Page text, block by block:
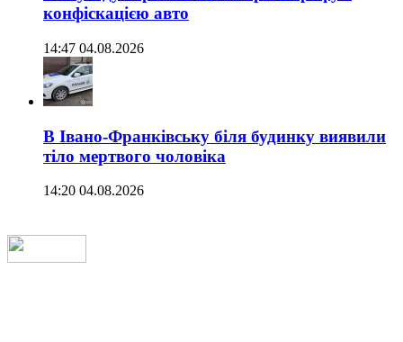
конфіскацією авто
14:47 04.08.2026
В Івано-Франківську біля будинку виявили
тіло мертвого чоловіка
14:20 04.08.2026